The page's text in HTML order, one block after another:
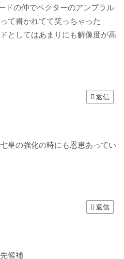
ドの仲でベクターのアンブラル
て書かれてて笑っちゃった
としてはあまりにも解像度が高
返信
皇の強化の時にも恩恵あってい
返信
候補